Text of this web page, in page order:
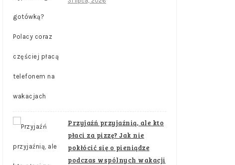
Przyjaźń przyjaźnią, ale kto
płaci za pizzę? Jak nie
pokłócić się o pieniądze
podczas wspólnych wakacji